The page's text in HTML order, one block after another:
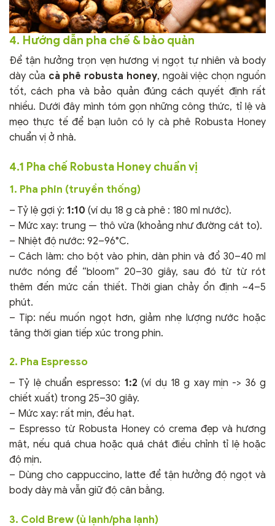
4. Hướng dẫn pha chế & bảo quản
Để tận hưởng trọn vẹn hương vị ngọt tự nhiên và body
dày của cà phê robusta honey, ngoài việc chọn nguồn
tốt, cách pha và bảo quản đúng cách quyết định rất
nhiều. Dưới đây mình tóm gọn những công thức, tỉ lệ và
mẹo thực tế để bạn luôn có ly cà phê Robusta Honey
chuẩn vị ở nhà.
4.1 Pha chế Robusta Honey chuẩn vị
1. Pha phin (truyền thống)
– Tỷ lệ gợi ý: 1:10 (ví dụ 18 g cà phê : 180 ml nước).
– Mức xay: trung — thô vừa (khoảng như đường cát to).
– Nhiệt độ nước: 92–96°C.
– Cách làm: cho bột vào phin, dàn phin và đổ 30–40 ml
nước nóng để “bloom” 20–30 giây, sau đó từ từ rót
thêm đến mức cần thiết. Thời gian chảy ổn định ~4–5
phút.
– Tip: nếu muốn ngọt hơn, giảm nhẹ lượng nước hoặc
tăng thời gian tiếp xúc trong phin.
2. Pha Espresso
– Tỷ lệ chuẩn espresso: 1:2 (ví dụ 18 g xay mịn -> 36 g
chiết xuất) trong 25–30 giây.
– Mức xay: rất mịn, đều hạt.
– Espresso từ Robusta Honey có crema đẹp và hương
mật, nếu quá chua hoặc quá chát điều chỉnh tỉ lệ hoặc
độ mịn.
– Dùng cho cappuccino, latte để tận hưởng độ ngọt và
body dày mà vẫn giữ độ cân bằng.
3. Cold Brew (ủ lạnh/pha lạnh)